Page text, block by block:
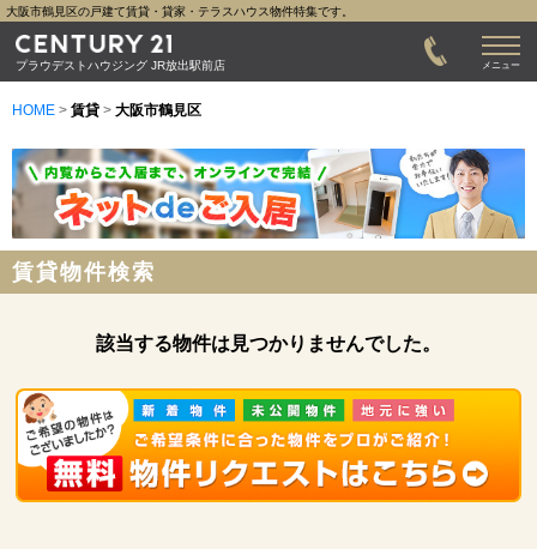
大阪市鶴見区の戸建て賃貸・貸家・テラスハウス物件特集です。
プラウデストハウジング JR放出駅前店 メニュー
HOME > 賃貸 > 大阪市鶴見区
賃貸物件検索
該当する物件は見つかりませんでした。